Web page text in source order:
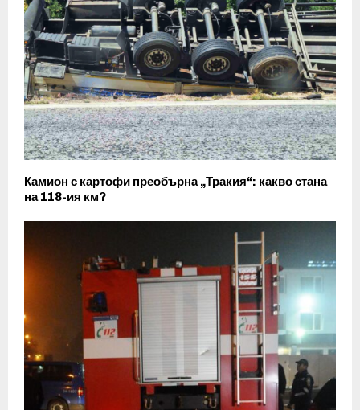
Камион с картофи преобърна „Тракия“: какво стана
на 118-ия км?